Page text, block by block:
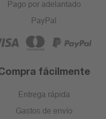
Pago por adelantado
PayPal
fácilmente
Entrega rápida
Gastos de envío